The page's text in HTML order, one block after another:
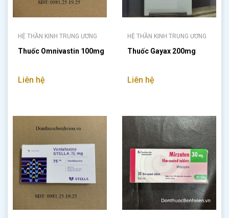
HỆ THẦN KINH TRUNG ƯƠNG
Thuốc Omnivastin 100mg
Liên hệ
HỆ THẦN KINH TRUNG ƯƠNG
Thuốc Gayax 200mg
Liên hệ